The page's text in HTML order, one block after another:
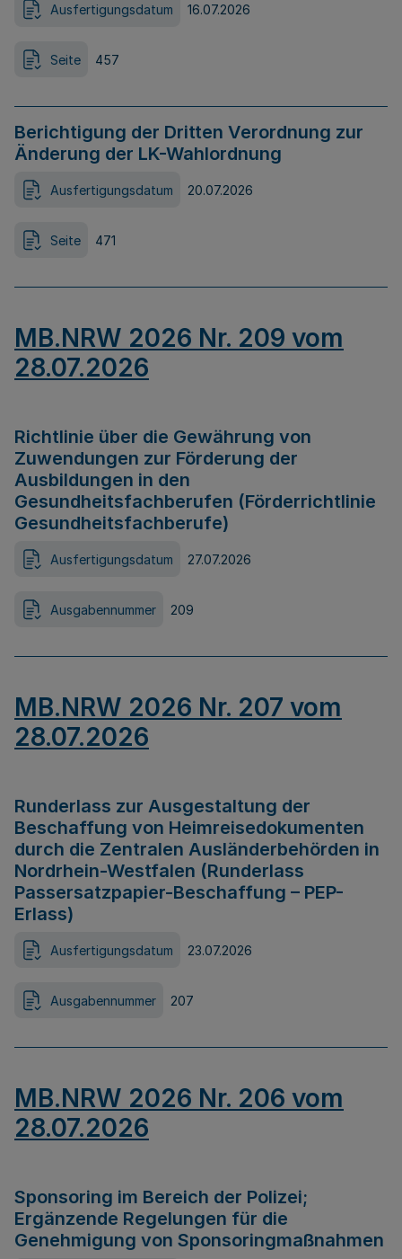
Ausfertigungsdatum 16.07.2026
Seite 457
Berichtigung der Dritten Verordnung zur
Änderung der LK-Wahlordnung
Ausfertigungsdatum 20.07.2026
Seite 471
MB.NRW 2026 Nr. 209 vom
28.07.2026
Richtlinie über die Gewährung von
Zuwendungen zur Förderung der
Ausbildungen in den
Gesundheitsfachberufen (Förderrichtlinie
Gesundheitsfachberufe)
Ausfertigungsdatum 27.07.2026
Ausgabennummer 209
MB.NRW 2026 Nr. 207 vom
28.07.2026
Runderlass zur Ausgestaltung der
Beschaffung von Heimreisedokumenten
durch die Zentralen Ausländerbehörden in
Nordrhein-Westfalen (Runderlass
Passersatzpapier-Beschaffung – PEP-
Erlass)
Ausfertigungsdatum 23.07.2026
Ausgabennummer 207
MB.NRW 2026 Nr. 206 vom
28.07.2026
Sponsoring im Bereich der Polizei;
Ergänzende Regelungen für die
Genehmigung von Sponsoringmaßnahmen